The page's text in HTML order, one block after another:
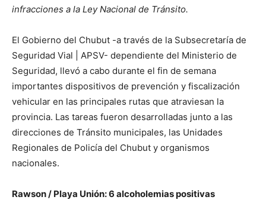
infracciones a la Ley Nacional de Tránsito.
El Gobierno del Chubut -a través de la Subsecretaría de
Seguridad Vial | APSV- dependiente del Ministerio de
Seguridad, llevó a cabo durante el fin de semana
importantes dispositivos de prevención y fiscalización
vehicular en las principales rutas que atraviesan la
provincia. Las tareas fueron desarrolladas junto a las
direcciones de Tránsito municipales, las Unidades
Regionales de Policía del Chubut y organismos
nacionales.
Rawson / Playa Unión: 6 alcoholemias positivas